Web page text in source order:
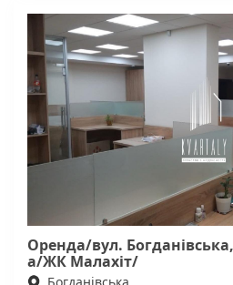
електроенергія, санвузол- на
під склад товарів, інтернет-
майстерню(шиття, ремонт, друк,
упаковка), зберігання
Торг можливий!!! Надання
розгядаємо. Ремонтні роботи за
плати також обговорюються. У
приміщення : 1 кімната - 28 м²
"Квартали" Працюючи з нами,
перевірені об'єкти від
адекватною ціною. Підтримка
гарантуємо, що ви залишитеся
співпрацею! Комісія 50% за
договору.
Оренда/вул.
а/ЖК Малахіт/
Солом"янський